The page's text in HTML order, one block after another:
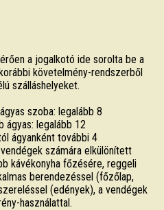
a jogalkotó ide sorolta be a
követelmény-rendszerből
szálláshelyeket.
szoba: legalább 8
ágyas: legalább 12
ágyanként további 4
számára elkülönített
kávékonyha főzésére, reggeli
berendezéssel (főzőlap,
(edények), a vendégek
használattal.